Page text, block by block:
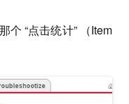
个 “点击统计” （Item